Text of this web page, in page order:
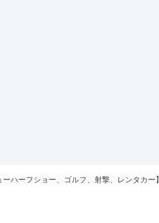
ハーフショー、ゴルフ、射撃、レンタカー】